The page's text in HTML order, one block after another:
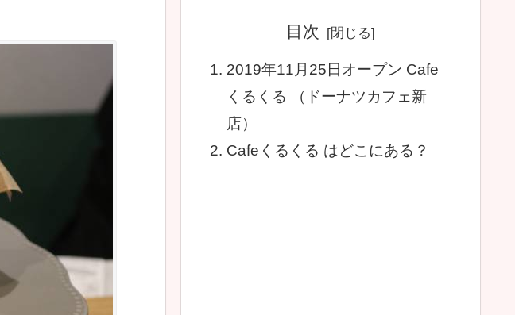
目次
2019年11月25日オープン Cafe
くるくる （ドーナツカフェ新
店）
Cafeくるくる はどこにある？